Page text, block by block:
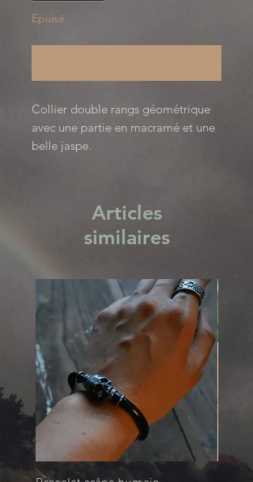
Epuisé
Collier double rangs géométrique
avec une partie en macramé et une
belle jaspe.
Articles
similaires